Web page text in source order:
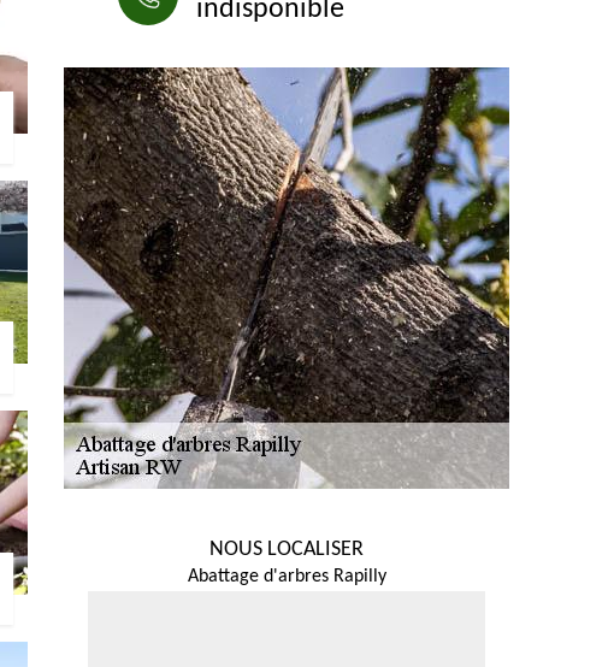
indisponible
NOUS LOCALISER
Abattage d'arbres Rapilly